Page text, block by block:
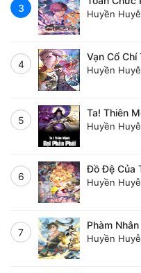
3 Huyền
4
Vạn Cổ Chí
Huyền
5
Ta! Thiên
Huyền
6
Đồ Đệ Của
Huyền
7
Phàm
Huyền